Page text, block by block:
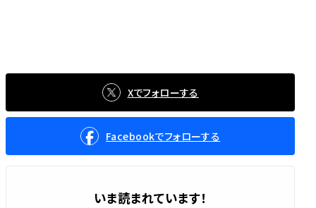
Xでフォローする
Facebookでフォローする
いま読まれています！